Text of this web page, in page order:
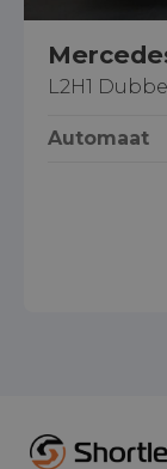
L2H1
Automaat